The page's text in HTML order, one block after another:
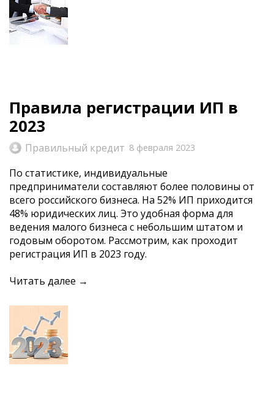
Правила регистрации ИП в
2023
Правильный кредит 8 февраля 2023
По статистике, индивидуальные
предприниматели составляют более половины от
всего российского бизнеса. На 52% ИП приходится
48% юридических лиц. Это удобная форма для
ведения малого бизнеса с небольшим штатом и
годовым оборотом. Рассмотрим, как проходит
регистрация ИП в 2023 году.
Читать далее →